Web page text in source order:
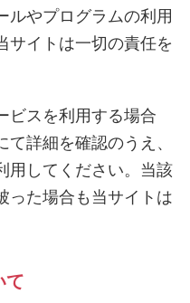
ルやプログラムの利用
サイトは一切の責任を
ビスを利用する場合
詳細を確認のうえ、
用してください。当該
った場合も当サイトは
て